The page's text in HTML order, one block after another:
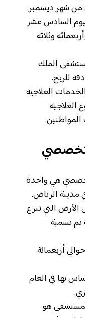
من شهر ديسمبر.
السادس عشر
وثلاثة
الملك
للربح.
العلاجية
العلاجية
المواطنين.
هي واحدة
مدينة الرياض.
التي تبرع
تسمية
أربعمائة
بها في العام
هو